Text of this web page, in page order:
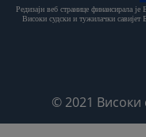
Редизајн веб странице финансирала
Високи судски и тужилачки савијет
© 2021 Високи